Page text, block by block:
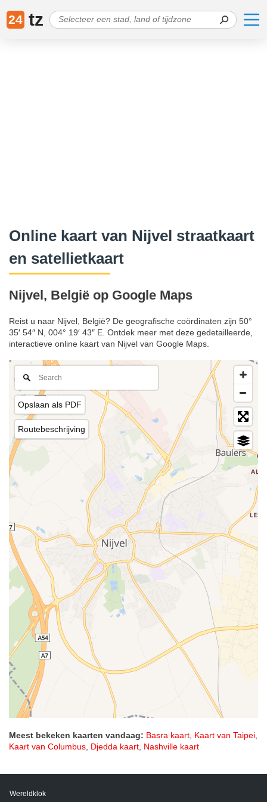
24 tz
Online kaart van Nijvel straatkaart
en satellietkaart
Nijvel, België op Google Maps
Reist u naar Nijvel, België? De geografische coördinaten zijn 50°
35′ 54″ N, 004° 19′ 43″ E. Ontdek meer met deze gedetailleerde,
interactieve online kaart van Nijvel van Google Maps.
Opslaan als PDF
Routebeschrijving
Meest bekeken kaarten vandaag: Basra kaart, Kaart van Taipei,
Kaart van Columbus, Djedda kaart, Nashville kaart
Wereldklok